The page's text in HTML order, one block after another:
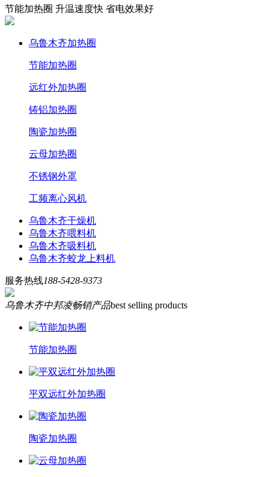
节能加热圈 升温速度快 省电效果好
乌鲁木齐加热圈
节能加热圈
远红外加热圈
铸铝加热圈
陶瓷加热圈
云母加热圈
不锈钢外罩
工频离心风机
乌鲁木齐干燥机
乌鲁木齐喂料机
乌鲁木齐吸料机
乌鲁木齐蛟龙上料机
服务热线188-5428-9373
乌鲁木齐中邦凌畅销产品best selling products
节能加热圈
平双远红外加热圈
陶瓷加热圈